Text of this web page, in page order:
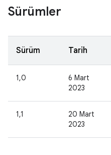
Sürümler
Sürüm Tarih
1,0
6 Mart
2023
1,1
20 Mart
2023